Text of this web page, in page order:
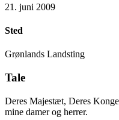
21. juni 2009
Sted
Grønlands Landsting
Tale
Deres Majestæt, Deres
mine damer og herrer.